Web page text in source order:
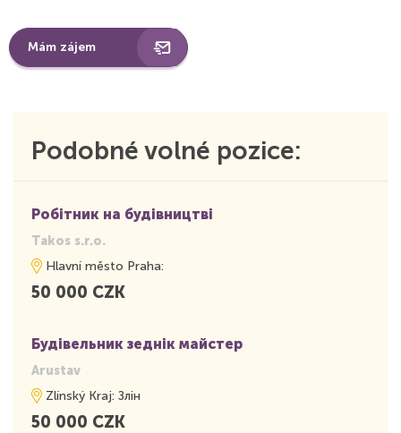
Mám zájem
Podobné volné pozice:
Робітник на будівництві
Takos s.r.o.
Hlavní město Praha:
50 000 CZK
Будівельник зеднік майстер
Arustav
Zlínský Kraj: Злін
50 000 CZK